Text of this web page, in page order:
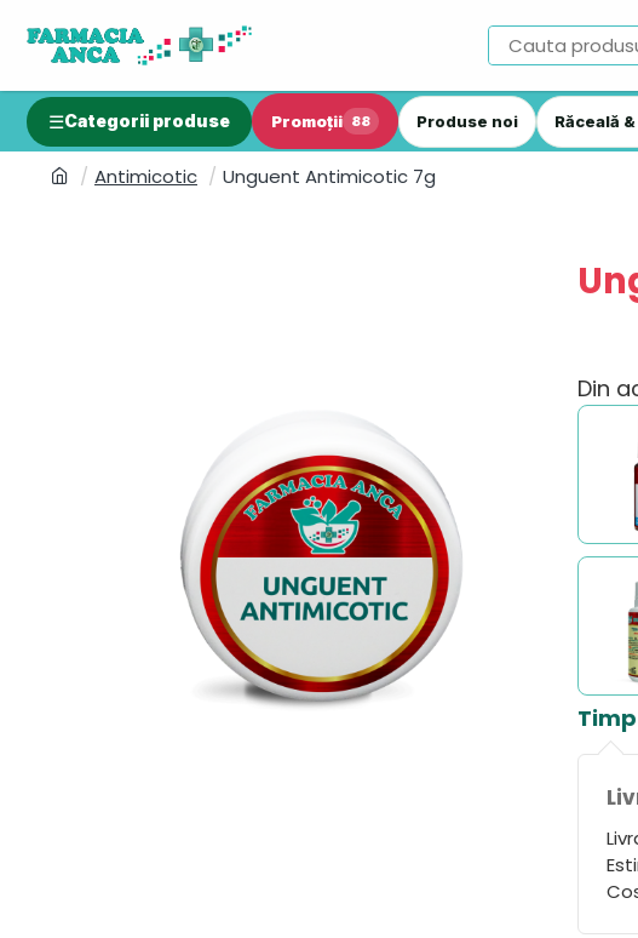
Categorii produse Promoții 88 Produse noi Răceală
Antimicotic Unguent Antimicotic 7g
Din